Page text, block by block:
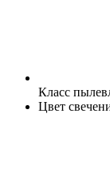
Класс
Цвет